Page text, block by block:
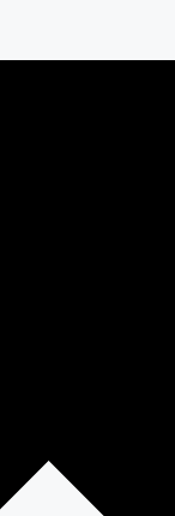
una hora.